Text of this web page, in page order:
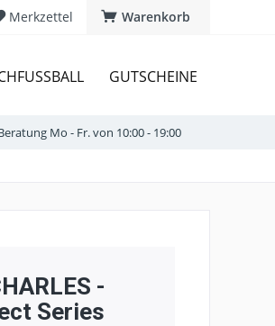
Warenkorb
Merkzettel
GUTSCHEINE
Mo - Fr. von 10:00 - 19:00
-
Series